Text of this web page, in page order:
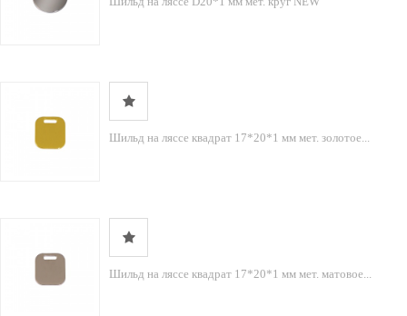
Шильд на ляссе квадрат 17*20*1 мм мет. золотое...
Шильд на ляссе квадрат 17*20*1 мм мет. матовое...